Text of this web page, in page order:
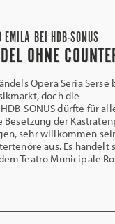
BEI HDB-SONUS
OHNE
Opera Seria Serse
doch die
SONUS dürfte für
Besetzung der
sehr willkommen
aus. Es handelt
Teatro Municipale